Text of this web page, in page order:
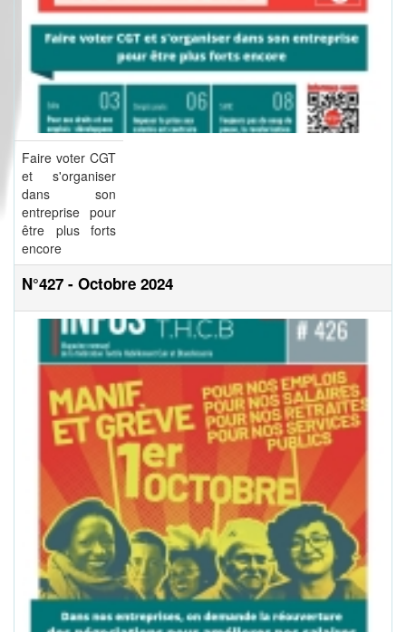
Faire voter CGT
et s'organiser
dans son
entreprise pour
être plus forts
encore
N°427 - Octobre 2024